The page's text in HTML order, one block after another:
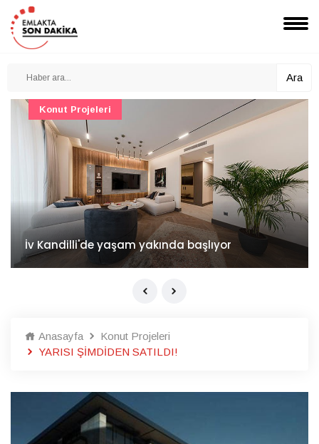
Ara
İv Kandilli'de yaşam yakında başlıyor
Konut Projeleri
Anasayfa
Konut Projeleri
YARISI ŞİMDİDEN SATILDI!